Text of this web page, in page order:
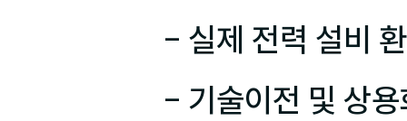
- 실제 전력 설비
- 기술이전 및 상